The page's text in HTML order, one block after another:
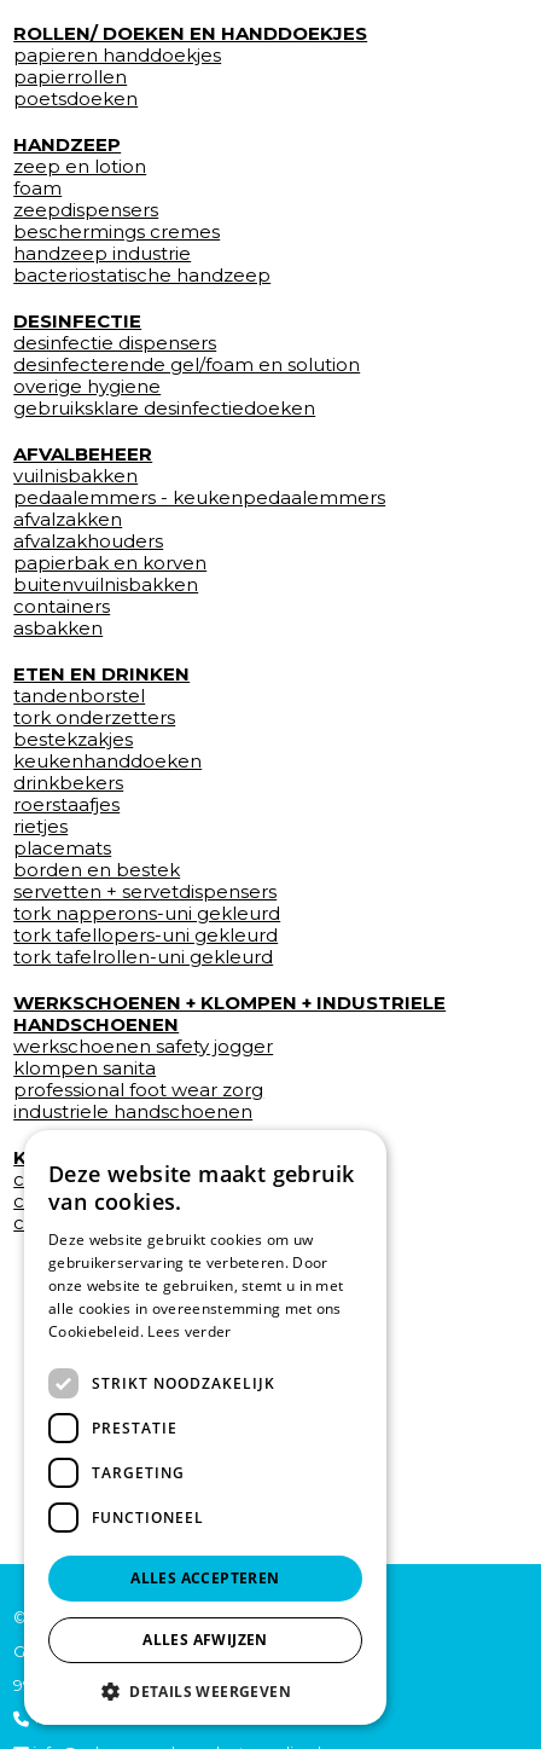
ROLLEN/ DOEKEN EN HANDDOEKJES
papieren handdoekjes
papierrollen
poetsdoeken
HANDZEEP
zeep en lotion
foam
zeepdispensers
beschermings cremes
handzeep industrie
bacteriostatische handzeep
DESINFECTIE
desinfectie dispensers
desinfecterende gel/foam en solution
overige hygiene
gebruiksklare desinfectiedoeken
AFVALBEHEER
vuilnisbakken
pedaalemmers - keukenpedaalemmers
afvalzakken
afvalzakhouders
papierbak en korven
buitenvuilnisbakken
containers
asbakken
ETEN EN DRINKEN
tandenborstel
tork onderzetters
bestekzakjes
keukenhanddoeken
drinkbekers
roerstaafjes
rietjes
placemats
borden en bestek
servetten + servetdispensers
tork napperons-uni gekleurd
tork tafellopers-uni gekleurd
tork tafelrollen-uni gekleurd
WERKSCHOENEN + KLOMPEN + INDUSTRIELE
HANDSCHOENEN
werkschoenen safety jogger
klompen sanita
professional foot wear zorg
industriele handschoenen
KOKSJASSEN/POETSJAS EN BROEKEN
catering
care
cleaning
© De Backer CP bv
Grote Baan 45
9920 Lievegem
+32 473 70 46 27
Deze website maakt gebruik
van cookies.
Deze website gebruikt cookies om uw
gebruikerservaring te verbeteren. Door
onze website te gebruiken, stemt u in met
alle cookies in overeenstemming met ons
Cookiebeleid. Lees verder
STRIKT NOODZAKELIJK
PRESTATIE
TARGETING
FUNCTIONEEL
ALLES ACCEPTEREN
ALLES AFWIJZEN
DETAILS WEERGEVEN